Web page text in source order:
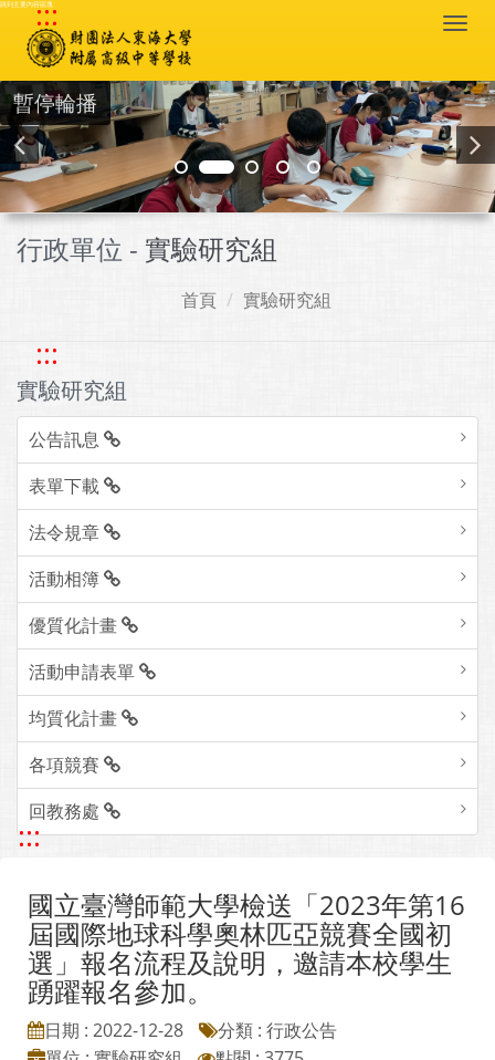
跳到主要內容區塊
:::
暫停輪播
行政單位 - 實驗研究組
首頁 實驗研究組
:::
實驗研究組
公告訊息
表單下載
法令規章
活動相簿
優質化計畫
活動申請表單
均質化計畫
各項競賽
回教務處
:::
國立臺灣師範大學檢送「2023年第16
屆國際地球科學奧林匹亞競賽全國初
選」報名流程及說明，邀請本校學生
踴躍報名參加。
日期 : 2022-12-28
分類 : 行政公告